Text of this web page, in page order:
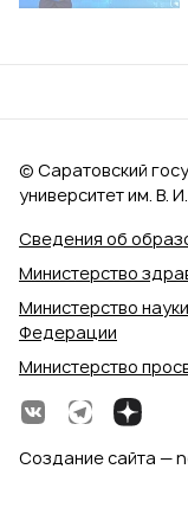
Сведения об
Министерство
Министерство
Федерации
Министерство
© Саратовский
университет им. В.
Создание сайта —